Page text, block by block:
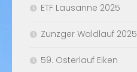
ETF Lausanne 2025
Zunzger Waldlauf 2025
59. Osterlauf Eiken